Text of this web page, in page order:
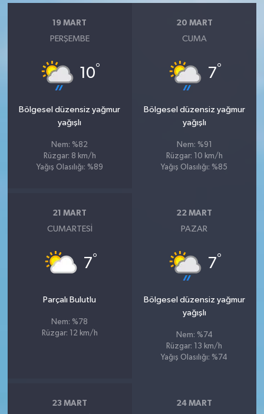
19 MART
PERŞEMBE
10°
Bölgesel düzensiz yağmur
yağışlı
Nem: %82
Rüzgar: 8 km/h
Yağış Olasılığı: %89
20 MART
CUMA
7°
Bölgesel düzensiz yağmur
yağışlı
Nem: %91
Rüzgar: 10 km/h
Yağış Olasılığı: %85
21 MART
CUMARTESI
7°
Parçalı Bulutlu
Nem: %78
Rüzgar: 12 km/h
22 MART
PAZAR
7°
Bölgesel düzensiz yağmur
yağışlı
Nem: %74
Rüzgar: 13 km/h
Yağış Olasılığı: %74
23 MART 24 MART